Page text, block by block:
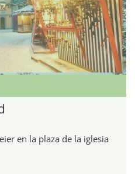
en la plaza de la iglesia